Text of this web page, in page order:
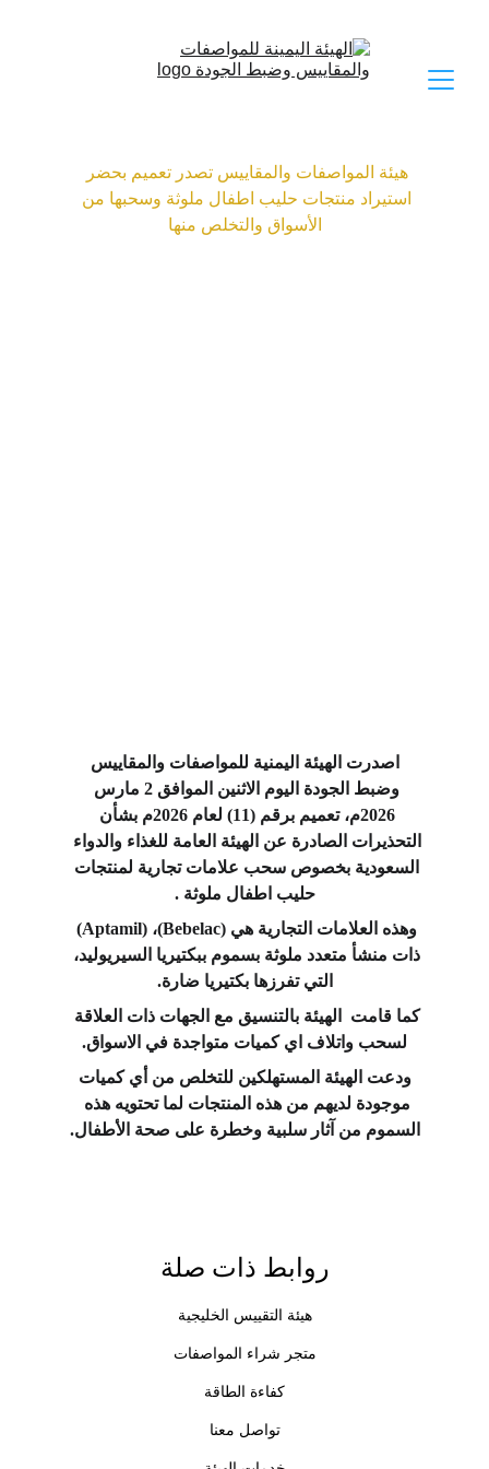
اصدرت الهيئة اليمنية للمواصفات والمقاييس
وضبط الجودة اليوم الاثنين الموافق 2 مارس
2026م، تعميم برقم (11) لعام 2026م بشأن
التحذيرات الصادرة عن الهيئة العامة للغذاء والدواء
السعودية بخصوص سحب علامات تجارية لمنتجات
حليب اطفال ملوثة .
وهذه العلامات التجارية هي (Bebelac)، (Aptamil)
ذات منشأ متعدد ملوثة بسموم ببكتيريا السيريوليد،
التي تفرزها بكتيريا ضارة.
كما قامت  الهيئة بالتنسيق مع الجهات ذات العلاقة
لسحب واتلاف اي كميات متواجدة في الاسواق.
ودعت الهيئة المستهلكين للتخلص من أي كميات
موجودة لديهم من هذه المنتجات لما تحتويه هذه
السموم من آثار سلبية وخطرة على صحة الأطفال.
هيئة المواصفات والمقاييس تصدر تعميم بحضر
استيراد منتجات حليب اطفال ملوثة وسحبها من
الأسواق والتخلص منها
روابط ذات صلة
متجر شراء المواصفات
كفاءة الطاقة
هيئة التقييس الخليجية
تواصل معنا